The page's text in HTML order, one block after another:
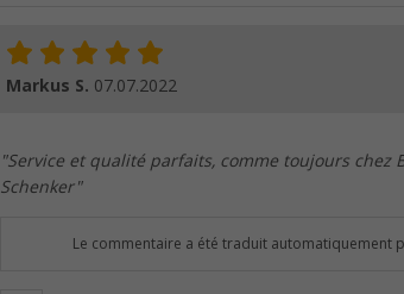
Markus S. 07.07.2022
"Service et qualité parfaits, comme toujours chez
Schenker"
Le commentaire a été traduit automatiquement